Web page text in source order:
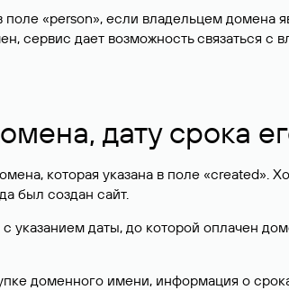
«person», если владельцем домена
сервис дает возможность связаться
дату срока
которая указана в поле «created».
был создан сайт.
даты, до которой оплачен
доменного имени, информация о